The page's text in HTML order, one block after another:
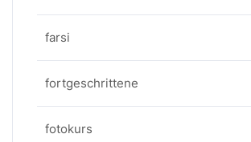
farsi
fortgeschrittene
fotokurs